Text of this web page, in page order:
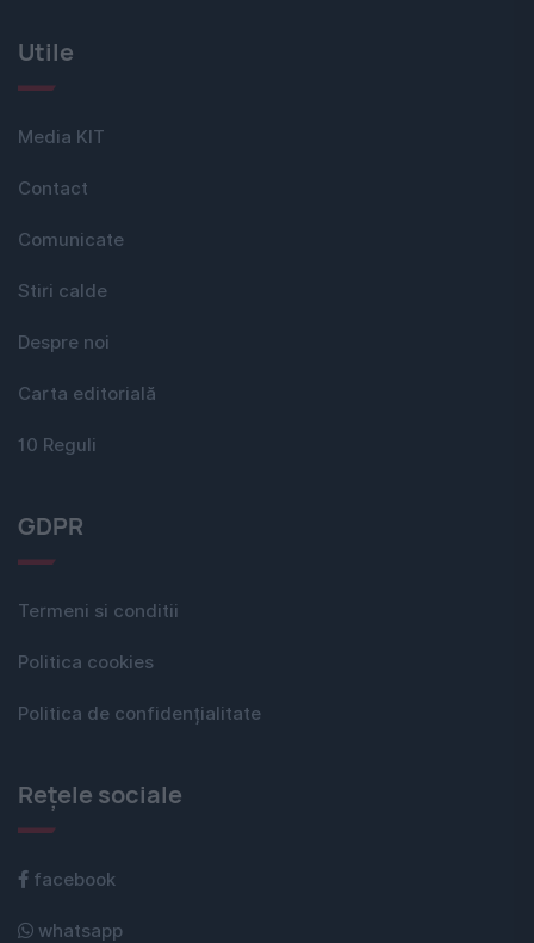
Utile
Media KIT
Contact
Comunicate
Stiri calde
Despre noi
Carta editorială
10 Reguli
GDPR
Termeni si conditii
Politica cookies
Politica de confidențialitate
Rețele sociale
facebook
whatsapp